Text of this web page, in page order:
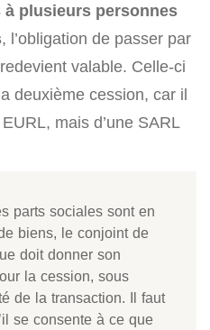
à plusieurs personnes
, l’obligation de passer par
valable. Celle-ci
deuxième cession, car il
mais d’une SARL
parts sociales sont en
biens, le conjoint de
doit donner son
la cession, sous
de la transaction. Il faut
se consente à ce que